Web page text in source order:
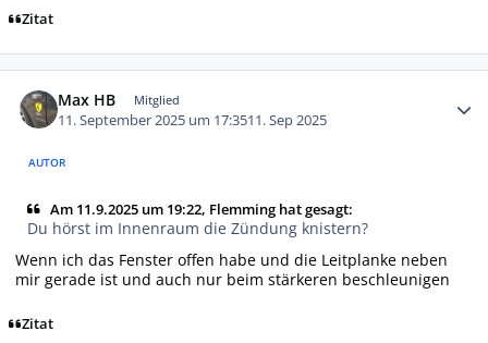
Zitat
Max HB Mitglied
11. September 2025 um 17:3511. Sep 2025
AUTOR
Am 11.9.2025 um 19:22, Flemming hat gesagt:
Du hörst im Innenraum die Zündung knistern?
Wenn ich das Fenster offen habe und die Leitplanke neben
mir gerade ist und auch nur beim stärkeren beschleunigen
Zitat